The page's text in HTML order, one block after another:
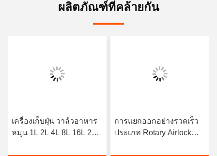
ผลิตภัณฑ์ที่คล้ายกัน
เครื่องเก็บฝุ่น วาล์วอาหาร
หมุน 1L 2L 4L 8L 16L 25L
การแยกออกอย่างรวดเร็ว
ประเภท Rotary Airlock